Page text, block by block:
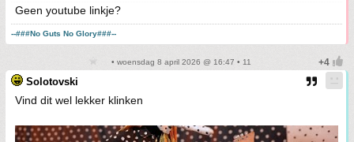
Geen youtube linkje?
--###No Guts No Glory###--
• woensdag 8 april 2026 @ 16:47 • 11
Solotovski
Vind dit wel lekker klinken